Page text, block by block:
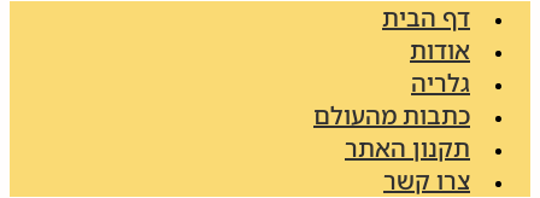
דף הבית
אודות
גלריה
כתבות מהעולם
תקנון האתר
צרו קשר